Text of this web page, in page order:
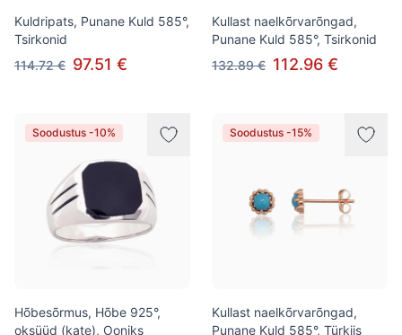
Kuldripats, Punane Kuld 585°,
Tsirkonid
114.72 € 97.51 €
Kullast naelkõrvarõngad,
Punane Kuld 585°, Tsirkonid
132.89 € 112.96 €
Soodustus -10%
Hõbesõrmus, Hõbe 925°,
oksüüd (kate), Ooniks
Soodustus -15%
Kullast naelkõrvarõngad,
Punane Kuld 585°, Türkiis